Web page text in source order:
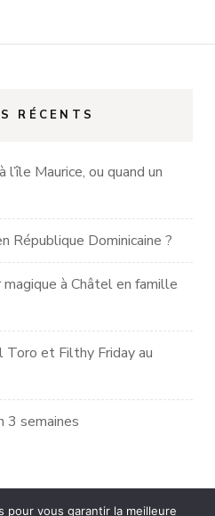
RÉCENTS
Maurice, ou quand un
République Dominicaine ?
à Châtel en famille
Toro et Filthy Friday au
3 semaines
pour vous garantir la meilleure